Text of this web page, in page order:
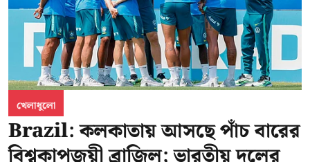
খেলাধুলো
Brazil: কলকাতায় আসছে পাঁচ বারের